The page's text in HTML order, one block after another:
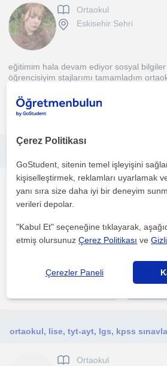
Ortaokul
Eskisehir Sehri
eğitimim hala devam ediyor sosyal bilgiler
öğrencisiyim stajlarımı tamamladım
daha fazlasını gör
Eskisehir Sehri
Bireysel ihtiyaçlara ve özellikle küçük yaş
Ortaokul
Çerez Politikası
GoStudent, sitenin temel işleyişini
kişiselleştirmek, reklamları uyarlamak
yanı sıra size daha iyi bir deneyim
verileri depolar.
"Kabul Et" seçeneğine tıklayarak,
etmiş olursunuzÇerez Politikası ve
Çerezler Paneli